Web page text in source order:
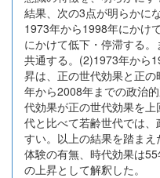
結果、次の3点が明らかに
1973年から1998年にかけ
にかけて低下・停滞する
共通する。(2)1973年から
昇は、正の世代効果と正
年から2008年までの政治
代効果が正の世代効果を
代と比べて若齢世代では
すい。以上の結果を踏ま
体験の有無、時代効果は
の上昇として解釈した。